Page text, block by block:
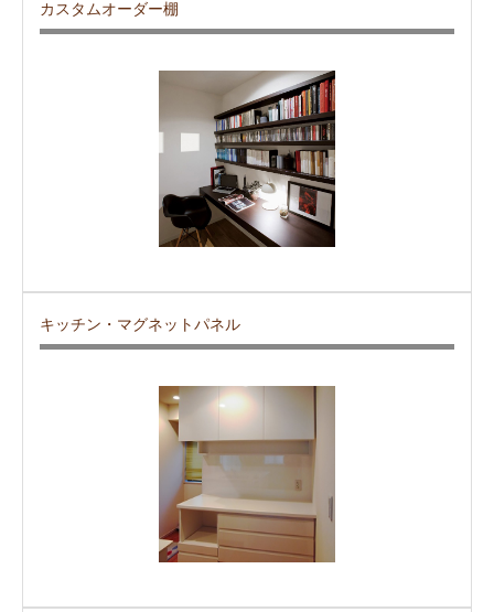
カスタムオーダー棚
キッチン・マグネットパネル